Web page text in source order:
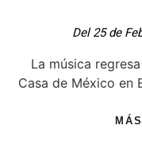
Del 25 de
La música
Casa de México en